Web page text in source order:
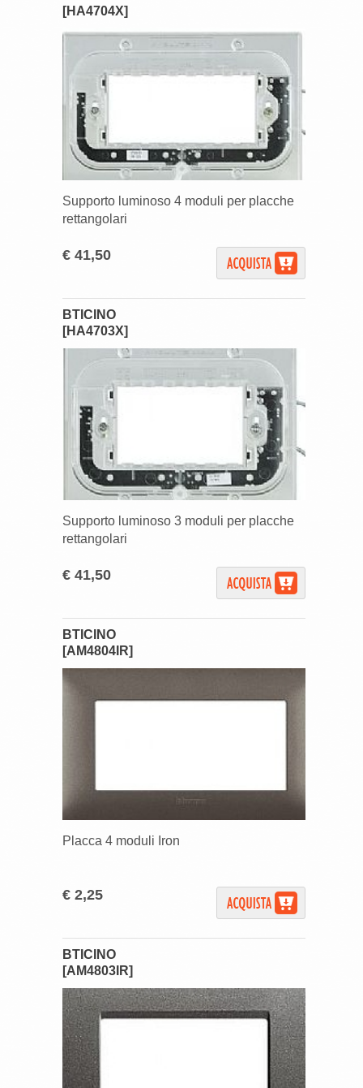
[HA4704X]
Supporto luminoso 4 moduli per placche
rettangolari
€ 41,50
BTICINO
[HA4703X]
Supporto luminoso 3 moduli per placche
rettangolari
€ 41,50
BTICINO
[AM4804IR]
Placca 4 moduli Iron
€ 2,25
BTICINO
[AM4803IR]